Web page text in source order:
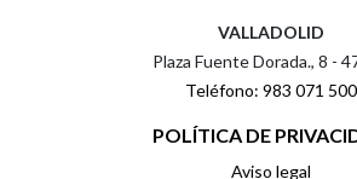
VALLADOLID
Plaza Fuente Dorada., 8 -
Teléfono: 983 071 500
POLÍTICA DE
Aviso legal